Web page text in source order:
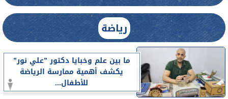
رياضة
ما بين علم وخبايا دكتور ”علي نور”
يكشف أهمية ممارسة الرياضة
للأطفال...